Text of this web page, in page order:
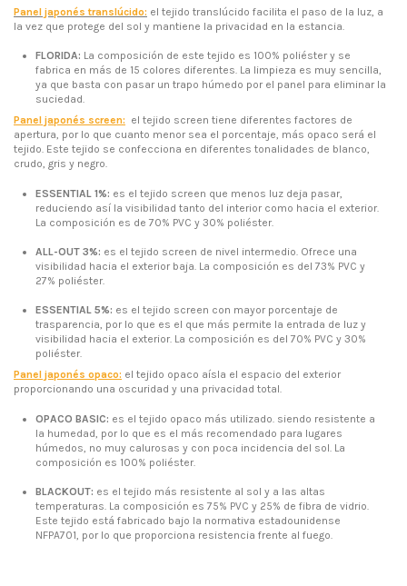
Panel japonés translúcido: el tejido translúcido facilita el paso de la luz, a
la vez que protege del sol y mantiene la privacidad en la estancia.
FLORIDA: La composición de este tejido es 100% poliéster y se
fabrica en más de 15 colores diferentes. La limpieza es muy sencilla,
ya que basta con pasar un trapo húmedo por el panel para eliminar la
suciedad.
Panel japonés screen: el tejido screen tiene diferentes factores de
apertura, por lo que cuanto menor sea el porcentaje, más opaco será el
tejido. Este tejido se confecciona en diferentes tonalidades de blanco,
crudo, gris y negro.
ESSENTIAL 1%: es el tejido screen que menos luz deja pasar,
reduciendo así la visibilidad tanto del interior como hacia el exterior.
La composición es de 70% PVC y 30% poliéster.
ALL-OUT 3%: es el tejido screen de nivel intermedio. Ofrece una
visibilidad hacia el exterior baja. La composición es del 73% PVC y
27% poliéster.
ESSENTIAL 5%: es el tejido screen con mayor porcentaje de
trasparencia, por lo que es el que más permite la entrada de luz y
visibilidad hacia el exterior. La composición es del 70% PVC y 30%
poliéster.
Panel japonés opaco: el tejido opaco aísla el espacio del exterior
proporcionando una oscuridad y una privacidad total.
OPACO BASIC: es el tejido opaco más utilizado. siendo resistente a
la humedad, por lo que es el más recomendado para lugares
húmedos, no muy calurosas y con poca incidencia del sol. La
composición es 100% poliéster.
BLACKOUT: es el tejido más resistente al sol y a las altas
temperaturas. La composición es 75% PVC y 25% de fibra de vidrio.
Este tejido está fabricado bajo la normativa estadounidense
NFPA701, por lo que proporciona resistencia frente al fuego.